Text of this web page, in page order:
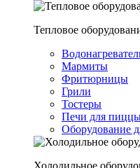
Тепловое
Мармиты
Фритюрницы
Грили
Тостеры
Печи для
Оборудование
Холодильное